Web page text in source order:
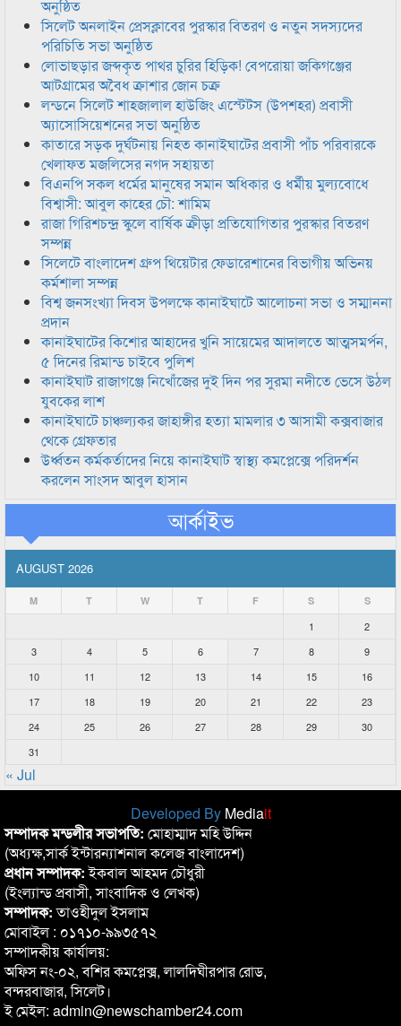
অনুষ্ঠিত
সিলেট অনলাইন প্রেসক্লাবের পুরস্কার বিতরণ ও নতুন সদস্যদের
পরিচিতি সভা অনুষ্ঠিত
লোভাছড়ার জব্দকৃত পাথর চুরির হিড়িক! বেপরোয়া জকিগঞ্জের
আটগ্রামের অবৈধ ক্রাশার জোন চক্র
লন্ডনে সিলেট শাহজালাল হাউজিং এস্টেটস (উপশহর) প্রবাসী
অ্যাসোসিয়েশনের সভা অনুষ্ঠিত
কাতারে সড়ক দুর্ঘটনায় নিহত কানাইঘাটের প্রবাসী পাঁচ পরিবারকে
খেলাফত মজলিসের নগদ সহায়তা
বিএনপি সকল ধর্মের মানুষের সমান অধিকার ও ধর্মীয় মুল্যবোধে
বিশ্বাসী: আবুল কাহের চৌ: শামিম
রাজা গিরিশচন্দ্র স্কুলে বার্ষিক ক্রীড়া প্রতিযোগিতার পুরস্কার বিতরণ
সম্পন্ন
সিলেটে বাংলাদেশ গ্রুপ থিয়েটার ফেডারেশানের বিভাগীয় অভিনয়
কর্মশালা সম্পন্ন
বিশ্ব জনসংখ্যা দিবস উপলক্ষে কানাইঘাটে আলোচনা সভা ও সম্মাননা
প্রদান
কানাইঘাটের কিশোর আহাদের খুনি সায়েমের আদালতে আত্মসমর্পন,
৫ দিনের রিমান্ড চাইবে পুলিশ
কানাইঘাট রাজাগঞ্জে নিখোঁজের দুই দিন পর সুরমা নদীতে ভেসে উঠল
যুবকের লাশ
কানাইঘাটে চাঞ্চল্যকর জাহাঙ্গীর হত্যা মামলার ৩ আসামী কক্সবাজার
থেকে গ্রেফতার
উর্ধ্বতন কর্মকর্তাদের নিয়ে কানাইঘাট স্বাস্থ্য কমপ্লেক্সে পরিদর্শন
করলেন সাংসদ আবুল হাসান
আর্কাইভ
AUGUST 2026
M T W T F S S
1
2
3
4 5 6 7 8
9
10
11 12 13 14 15
16
17
18 19 20 21 22
23
24
25 26 27 28 29
30
31
« Jul
Developed By Mediait
সম্পাদক মন্ডলীর সভাপতি: মোহাম্মাদ মহি উদ্দিন
(অধ্যক্ষ,সার্ক ইন্টারন্যাশনাল কলেজ বাংলাদেশ)
প্রধান সম্পাদক:ইকবাল আহমদ চৌধুরী
(ইংল্যান্ড প্রবাসী, সাংবাদিক ও লেখক)
সম্পাদক:তাওহীদুল ইসলাম
মোবাইল : ০১৭১০-৯৯৩৫৭২
সম্পাদকীয় কার্যালয়:
অফিস নং-০২, বশির কমপ্লেক্স, লালদিঘীরপার রোড,
বন্দরবাজার, সিলেট।
ই মেইল: admin@newschamber24.com